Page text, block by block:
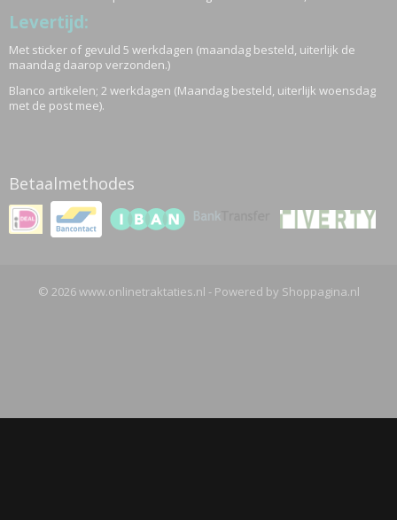
Levertijd:
Met sticker of gevuld 5 werkdagen (maandag besteld, uiterlijk de
maandag daarop verzonden.)
Blanco artikelen; 2 werkdagen (Maandag besteld, uiterlijk woensdag
met de post mee).
Betaalmethodes
© 2026 www.onlinetraktaties.nl - Powered by Shoppagina.nl